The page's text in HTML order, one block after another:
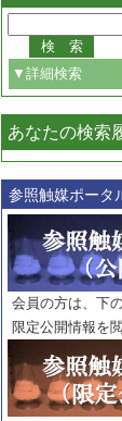
▼詳細検索
巻・号指定
巻
範囲指定
巻
号
触媒年鑑
年度
記事種別
マーク：
あなたの検索
参照触媒ポータ
会員の方は、下
限定公開情報を